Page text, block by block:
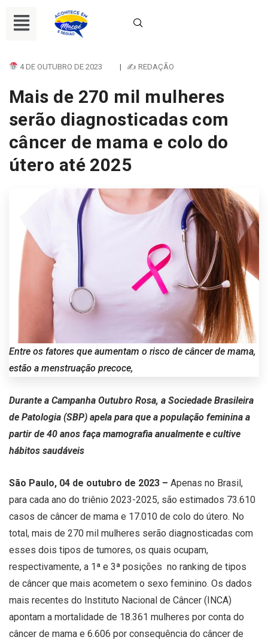
4 DE OUTUBRO DE 2023 | ✍ REDAÇÃO
Mais de 270 mil mulheres
serão diagnosticadas com
câncer de mama e colo do
útero até 2025
Entre os fatores que aumentam o risco de câncer de mama,
estão a menstruação precoce,
Durante a Campanha Outubro Rosa, a Sociedade Brasileira
de Patologia (SBP) apela para que a população feminina a
partir de 40 anos faça mamografia anualmente e cultive
hábitos saudáveis
São Paulo, 04 de outubro de 2023 – Apenas no Brasil,
para cada ano do triênio 2023-2025, são estimados 73.610
casos de câncer de mama e 17.010 de colo do útero. No
total, mais de 270 mil mulheres serão diagnosticadas com
esses dois tipos de tumores, os quais ocupam,
respectivamente, a 1ª e 3ª posições no ranking de tipos
de câncer que mais acometem o sexo feminino. Os dados
mais recentes do Instituto Nacional de Câncer (INCA)
apontam a mortalidade de 18.361 mulheres por conta do
câncer de mama e 6.606 por consequência do câncer de